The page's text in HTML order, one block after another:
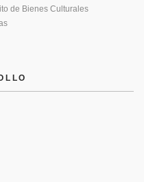
de Bienes Culturales